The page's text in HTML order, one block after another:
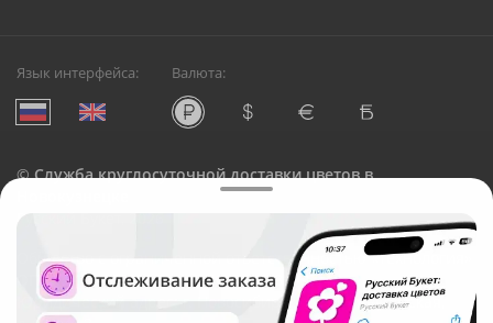
Язык интерфейса: Валюта:
©Служба круглосуточной доставки цветов в
Русский Букет, 2026
Общество с ограниченной ответственностью «Технология»
ОГРН: 1195476081745, ИНН: 5410081997
Юридический адрес: г. Новосибирск, ул. Ипподромская,